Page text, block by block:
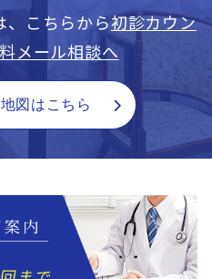
、こちらから初診カウン
メール相談へ
図はこちら